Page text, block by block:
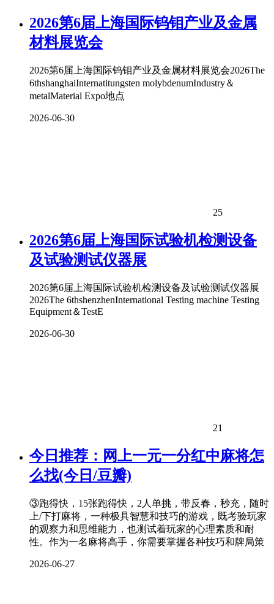
2026第6届上海国际钨钼产业及金属
材料展览会
2026第6届上海国际钨钼产业及金属材料展览会2026The
6thshanghaiInternatitungsten molybdenumIndustry＆
metalMaterial Expo地点
2026-06-30
25
2026第6届上海国际试验机检测设备
及试验测试仪器展
2026第6届上海国际试验机检测设备及试验测试仪器展
2026The 6thshenzhenInternational Testing machine Testing
Equipment＆TestE
2026-06-30
21
今日推荐：网上一元一分红中麻将怎
么找(今日/豆瓣)
③跑得快，15张跑得快，2人单挑，带反春，秒充，随时
上/下打麻将，一种极具智慧和技巧的游戏，既考验玩家
的观察力和思维能力，也测试着玩家的心理素质和耐
性。作为一名麻将高手，你需要掌握各种技巧和牌局策
2026-06-27